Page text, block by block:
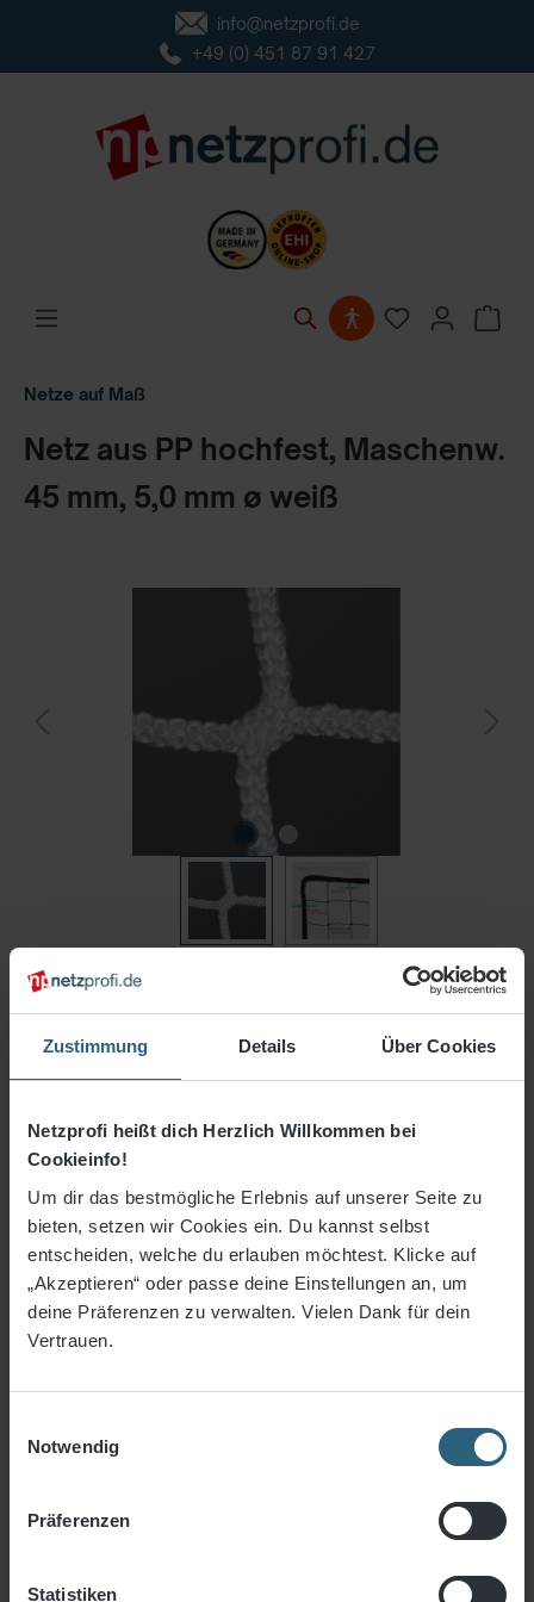
Zustimmung Details Über Cookies
Netzprofi heißt dich Herzlich Willkommen bei
Cookieinfo!
Um dir das bestmögliche Erlebnis auf unserer Seite zu
bieten, setzen wir Cookies ein. Du kannst selbst
entscheiden, welche du erlauben möchtest. Klicke auf
„Akzeptieren“ oder passe deine Einstellungen an, um
deine Präferenzen zu verwalten. Vielen Dank für dein
Vertrauen.
Notwendig
Präferenzen
Statistiken
info@netzprofi.de
+49 (0) 451 87 91 427
Netze auf Maß
Netz aus PP hochfest, Maschenw.
45 mm, 5,0 mm ø weiß
Ihr Wunschmaß
Preis pro m²:30,36 €/ m²
Netzgröße: 1 x 0,5 m
Randverstärkung "Standard Plus" Netzkante ca. 8
mm ø hinzufügen, 0,64 € pro lfm.
15,18 €*
ab0.5 m²
ab3 m² 25,30 €* / m²
ab5 m²
ab30 m²